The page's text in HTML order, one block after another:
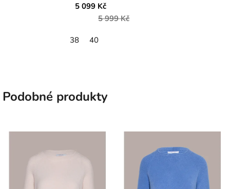
5 099 Kč
5 999 Kč
38 40
Podobné produkty